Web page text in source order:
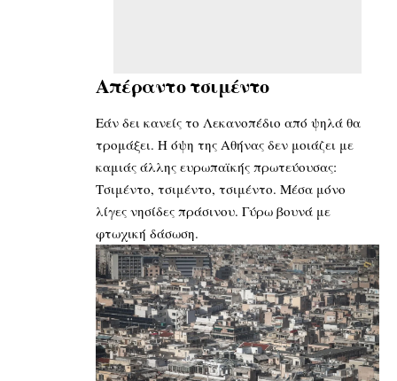
Απέραντο τσιμέντο
Εάν δει κανείς το Λεκανοπέδιο από ψηλά θα
τρομάξει. Η όψη της Αθήνας δεν μοιάζει με
καμιάς άλλης ευρωπαϊκής πρωτεύουσας:
Τσιμέντο, τσιμέντο, τσιμέντο. Μέσα μόνο
λίγες νησίδες πράσινου. Γύρω βουνά με
φτωχική δάσωση.